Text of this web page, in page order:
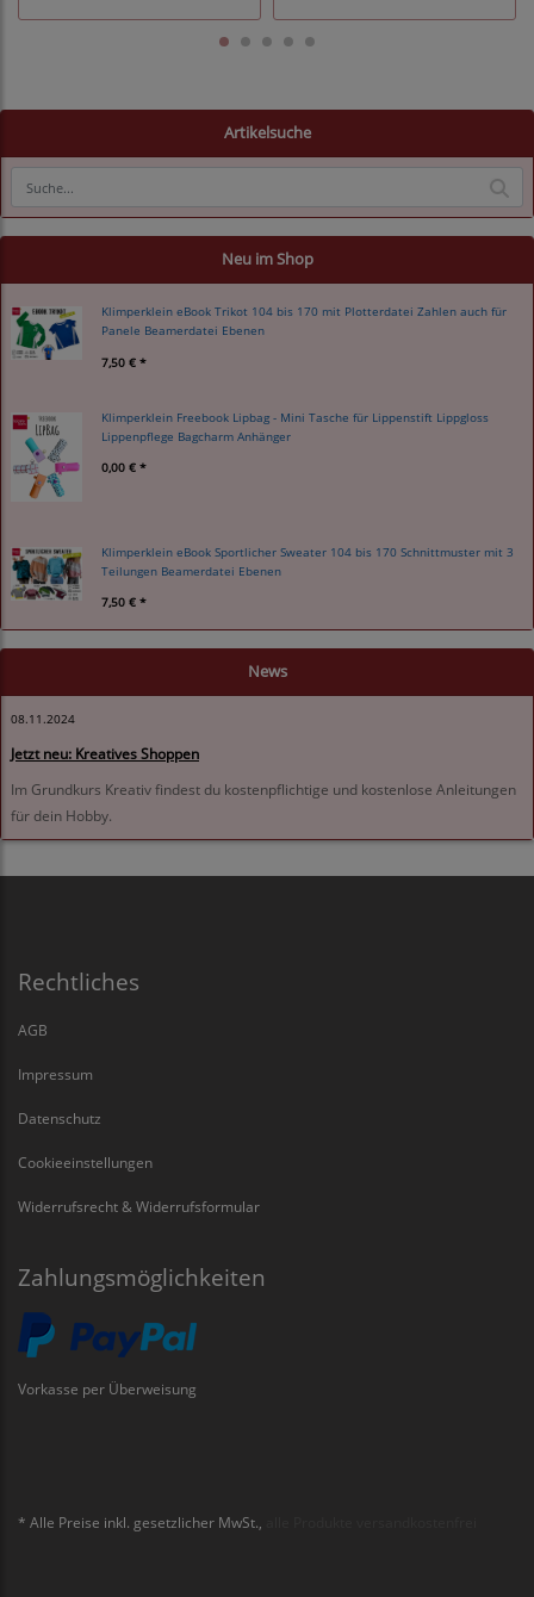
Artikelsuche
Neu im Shop
Klimperklein eBook Trikot 104 bis 170 mit Plotterdatei Zahlen auch für
Panele Beamerdatei Ebenen
7,50 € *
Klimperklein Freebook Lipbag - Mini Tasche für Lippenstift Lippgloss
Lippenpflege Bagcharm Anhänger
0,00 € *
Klimperklein eBook Sportlicher Sweater 104 bis 170 Schnittmuster mit 3
Teilungen Beamerdatei Ebenen
7,50 € *
News
08.11.2024
Jetzt neu: Kreatives Shoppen
Im Grundkurs Kreativ findest du kostenpflichtige und kostenlose Anleitungen
für dein Hobby.
Rechtliches
AGB
Impressum
Datenschutz
Cookieeinstellungen
Widerrufsrecht & Widerrufsformular
Zahlungsmöglichkeiten
Vorkasse per Überweisung
* Alle Preise inkl. gesetzlicher MwSt.,